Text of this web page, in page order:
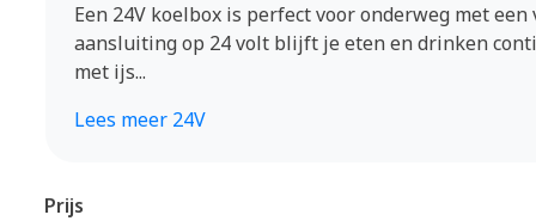
Een 24V koelbox is perfect voor onderweg met
aansluiting op 24 volt blijft je eten en drinken
met ijs...
Lees meer 24V
Prijs